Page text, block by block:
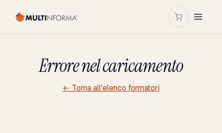
Errore nel caricamento
← Torna all'elenco formatori